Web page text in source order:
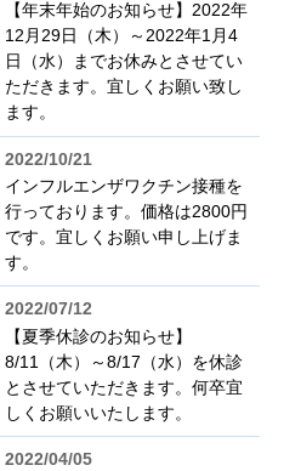
【年末年始のお知らせ】2022年
12月29日（木）～2022年1月4
日（水）までお休みとさせてい
ただきます。宜しくお願い致し
ます。
2022/10/21
インフルエンザワクチン接種を
行っております。価格は2800円
です。宜しくお願い申し上げま
す。
2022/07/12
【夏季休診のお知らせ】
8/11（木）～8/17（水）を休診
とさせていただきます。何卒宜
しくお願いいたします。
2022/04/05